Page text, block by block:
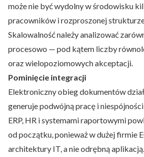
może nie być wydolny w środowisku
pracowników i rozproszonej
Skalowalność należy analizować
procesowo — pod kątem liczby
oraz wielopoziomowych akceptacji.
Pominięcie integracji
Elektroniczny obieg dokumentów
generuje podwójną pracę i
ERP, HR i systemami raportowymi
od początku, ponieważ w dużej firmie
architektury IT, a nie odrębną aplikacją.